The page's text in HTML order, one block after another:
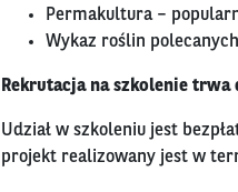
Permakultura –
Wykaz roślin
Rekrutacja na szkolenie trwa
Udział w szkoleniu jest
projekt realizowany jest w